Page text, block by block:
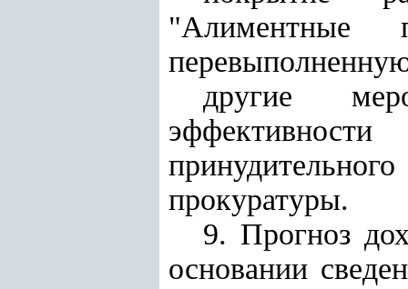
другие
прокуратуры.
9. Прогноз
основании